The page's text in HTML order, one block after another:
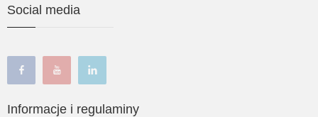
Social media
Informacje i regulaminy